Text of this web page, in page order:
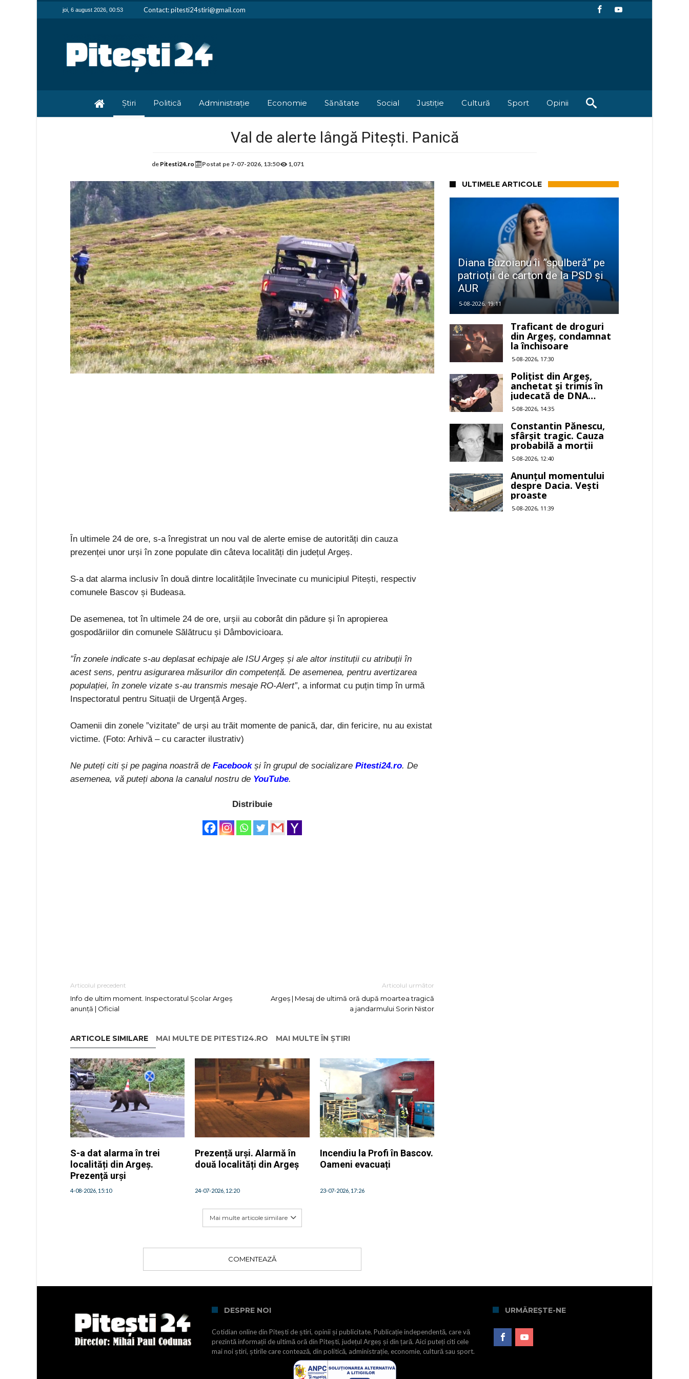
joi, 6 august 2026, 00:53 Contact: pitesti24stiri@gmail.com
Știri Politică Administrație Economie Sănătate Social Justiție Cultură Sport Opinii
Val de alerte lângă Pitești. Panică
de Pitesti24.ro Postat pe 7-07-2026, 13:50 1,071
În ultimele 24 de ore, s-a înregistrat un nou val de alerte emise de autorități din cauza
prezenței unor urși în zone populate din câteva localități din județul Argeș.
S-a dat alarma inclusiv în două dintre localitățile învecinate cu municipiul Pitești, respectiv
comunele Bascov și Budeasa.
De asemenea, tot în ultimele 24 de ore, urșii au coborât din pădure și în apropierea
gospodăriilor din comunele Sălătrucu și Dâmbovicioara.
”În zonele indicate s-au deplasat echipaje ale ISU Argeș și ale altor instituții cu atribuții în
acest sens, pentru asigurarea măsurilor din competență. De asemenea, pentru avertizarea
populației, în zonele vizate s-au transmis mesaje RO-Alert”, a informat cu puțin timp în urmă
Inspectoratul pentru Situații de Urgență Argeș.
Oamenii din zonele ”vizitate” de urși au trăit momente de panică, dar, din fericire, nu au existat
victime. (Foto: Arhivă – cu caracter ilustrativ)
Ne puteți citi și pe pagina noastră de Facebook și în grupul de socializare Pitesti24.ro. De
asemenea, vă puteți abona la canalul nostru de YouTube.
Distribuie
Articolul precedent
Info de ultim moment. Inspectoratul Școlar Argeș
anunță | Oficial
Articolul următor
Argeș | Mesaj de ultimă oră după moartea tragică
a jandarmului Sorin Nistor
ARTICOLE SIMILARE MAI MULTE DE PITESTI24.RO MAI MULTE ÎN ȘTIRI
S-a dat alarma în trei
localități din Argeș.
Prezență urși
4-08-2026, 15:10
Prezență urși. Alarmă în
două localități din Argeș
24-07-2026, 12:20
Incendiu la Profi în Bascov.
Oameni evacuați
23-07-2026, 17:26
Mai multe articole similare
COMENTEAZĂ
ULTIMELE ARTICOLE
Diana Buzoianu îi ”spulberă” pe
patrioții de carton de la PSD și
AUR
5-08-2026, 19:11
Traficant de droguri
din Argeș, condamnat
la închisoare
5-08-2026, 17:30
Polițist din Argeș,
anchetat și trimis în
judecată de DNA
Pitești
5-08-2026, 14:35
Constantin Pănescu,
sfârșit tragic. Cauza
probabilă a morții
5-08-2026, 12:40
Anunțul momentului
despre Dacia. Vești
proaste
5-08-2026, 11:39
DESPRE NOI
Cotidian online din Pitești de știri, opinii și publicitate. Publicație independentă, care vă
prezintă informații de ultimă oră din Pitești, județul Argeș și din țară. Aici puteți citi cele
mai noi știri, știrile care contează, din politică, administrație, economie, cultură sau sport.
URMĂREȘTE-NE